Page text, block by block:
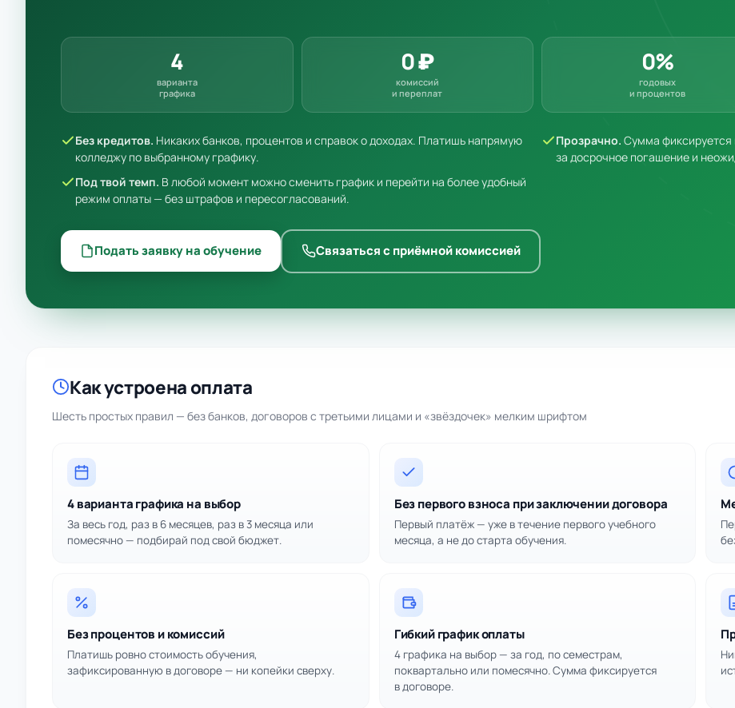
4
варианта
графика
0 ₽
комиссий
и переплат
0%
годовых
и процентов
Без кредитов. Никаких банков, процентов и справок о доходах. Платишь напрямую
колледжу по выбранному графику.
Прозрачно. Сумма фиксируется
за досрочное погашение и
Под твой темп. В любой момент можно сменить график и перейти на более удобный
режим оплаты — без штрафов и пересогласований.
Подать заявку на обучение Связаться с приёмной комиссией
Как устроена оплата
Шесть простых правил — без банков, договоров с третьими лицами и «звёздочек» мелким шрифтом
4 варианта графика на выбор
За весь год, раз в 6 месяцев, раз в 3 месяца или
помесячно — подбирай под свой бюджет.
Без первого взноса при заключении договора
Первый платёж — уже в течение первого учебного
месяца, а не до старта обучения.
Без процентов и комиссий
Платишь ровно стоимость обучения,
зафиксированную в договоре — ни копейки сверху.
Гибкий график оплаты
4 графика на выбор — за год, по семестрам,
поквартально или помесячно. Сумма фиксируется
в договоре.